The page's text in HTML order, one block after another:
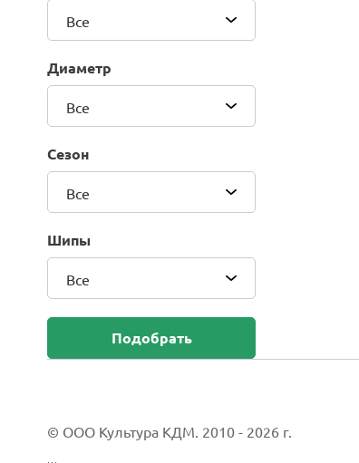
BK Trailer
BKT
Camso (Solideal)
CEAT
Composit
Continental
Cordiant
CrossWind
Все
Диаметр
Все
Сезон
Все
Шипы
Все
Подобрать
© ООО Культура КДМ. 2010 - 2026 г.